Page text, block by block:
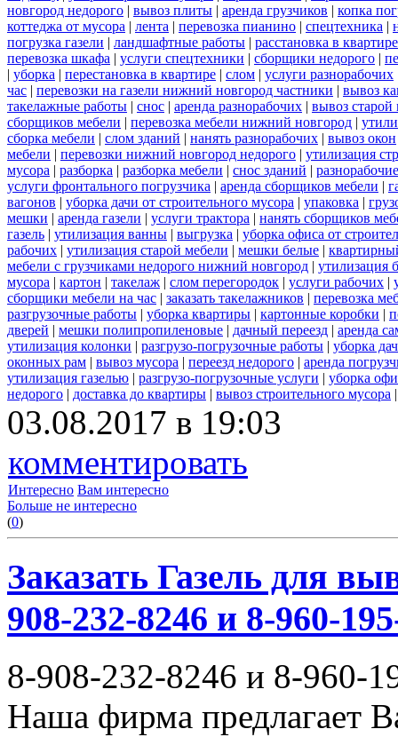
новгород недорого | вывоз плиты | аренда грузчиков | копка
коттеджа от мусора | лента | перевозка пианино | спецтехника |
погрузка газели | ландшафтные работы | расстановка в квартире
перевозка шкафа | услуги спецтехники | сборщики недорого |
| уборка | перестановка в квартире | слом | услуги разнорабочих
час | перевозки на газели нижний новгород частники | вывоз
такелажные работы | снос | аренда разнорабочих | вывоз старой
сборщиков мебели | перевозка мебели нижний новгород |
сборка мебели | слом зданий | нанять разнорабочих | вывоз окон
мебели | перевозки нижний новгород недорого | утилизация
мусора | разборка | разборка мебели | снос зданий |
услуги фронтального погрузчика | аренда сборщиков мебели |
вагонов | уборка дачи от строительного мусора | упаковка |
мешки | аренда газели | услуги трактора | нанять сборщиков
газель | утилизация ванны | выгрузка | уборка офиса от
рабочих | утилизация старой мебели | мешки белые |
мебели с грузчиками недорого нижний новгород | утилизация
мусора | картон | такелаж | слом перегородок | услуги рабочих |
сборщики мебели на час | заказать такелажников | перевозка
разгрузочные работы | уборка квартиры | картонные коробки |
дверей | мешки полипропиленовые | дачный переезд | аренда
утилизация колонки | разгрузо-погрузочные работы | уборка
оконных рам | вывоз мусора | переезд недорого | аренда
утилизация газелью | разгрузо-погрузочные услуги | уборка
недорого | доставка до квартиры | вывоз строительного мусора
03.08.2017 в 19:03
комментировать
Интересно Вам интересно
Больше не интересно
(0)
Заказать Газель для
908-232-8246 и 8-960-
8-908-232-8246 и 8-960-
Наша фирма предлагает